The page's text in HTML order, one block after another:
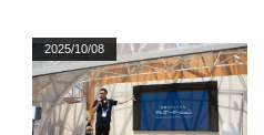
2025/10/08